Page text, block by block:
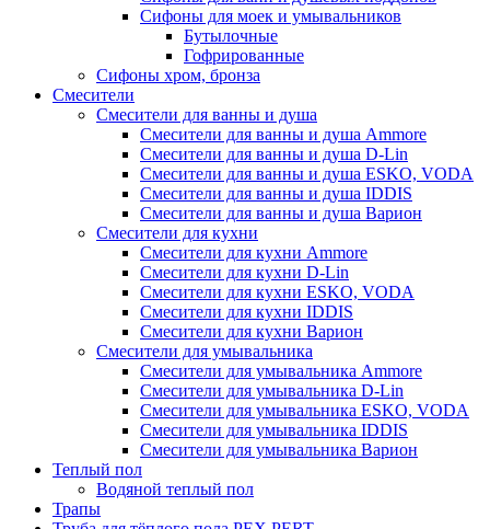
Сифоны для моек и умывальников
Бутылочные
Гофрированные
Сифоны хром, бронза
Смесители
Смесители для ванны и душа
Смесители для ванны и душа Ammore
Смесители для ванны и душа D-Lin
Смесители для ванны и душа ESKO, VODA
Смесители для ванны и душа IDDIS
Смесители для ванны и душа Варион
Смесители для кухни
Смесители для кухни Ammore
Смесители для кухни D-Lin
Смесители для кухни ESKO, VODA
Смесители для кухни IDDIS
Смесители для кухни Варион
Смесители для умывальника
Cмесители для умывальника Ammore
Смесители для умывальника D-Lin
Смесители для умывальника ESKO, VODA
Смесители для умывальника IDDIS
Смесители для умывальника Варион
Теплый пол
Водяной теплый пол
Трапы